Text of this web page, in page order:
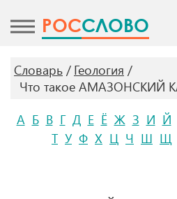
POCСЛОВО
Словарь
Геология
Что такое АМАЗОНСКИЙ
А Б В Г Д Е Ё Ж З И Й
Т У Ф Х Ц Ч Ш Щ